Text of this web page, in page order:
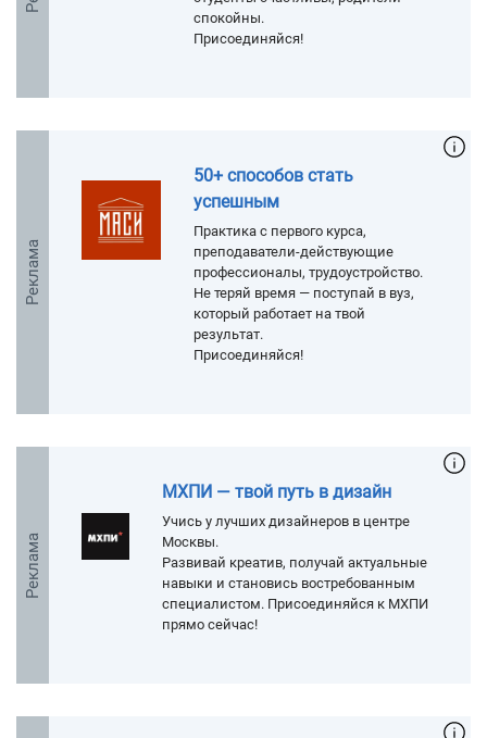
спокойны.
Присоединяйся!
Реклама
50+ способов стать
успешным
Практика с первого курса,
преподаватели-действующие
профессионалы, трудоустройство.
Не теряй время — поступай в вуз,
который работает на твой
результат.
Присоединяйся!
Реклама
МХПИ — твой путь в дизайн
Учись у лучших дизайнеров в центре
Москвы.
Развивай креатив, получай актуальные
навыки и становись востребованным
специалистом. Присоединяйся к МХПИ
прямо сейчас!